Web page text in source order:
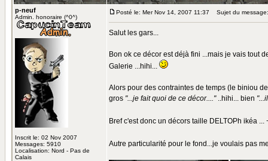
p-neuf
Admin. honoraire (^0^)
Inscrit le: 02 Nov 2007
Messages: 5910
Localisation: Nord - Pas de
Calais
Posté le: Mer Nov 14, 2007 11:37 Sujet du
Salut les gars...
Bon ok ce décor est déjà fini ...mais je vais tout
Galerie ...hihi...
Alors pour des contraintes de temps (le biniou
gros "...je fait quoi de ce décor...."..hihi... bien
Bref c'est donc un décors taille DELTOPh ikéa
Autre particularité pour le fond...je voulais pas